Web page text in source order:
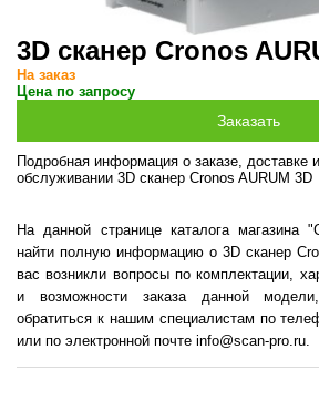
3D сканер Cronos
На заказ
Цена по запросу
Подробная информация о заказе, доставке
обслуживании 3D сканер Cronos AURUM 3D
На данной странице каталога
найти полную информацию о 3D сканер
вас возникли вопросы по комплектации,
и возможности заказа данной
обратиться к нашим специалистам по
или по электронной почте info@scan-pro.ru.